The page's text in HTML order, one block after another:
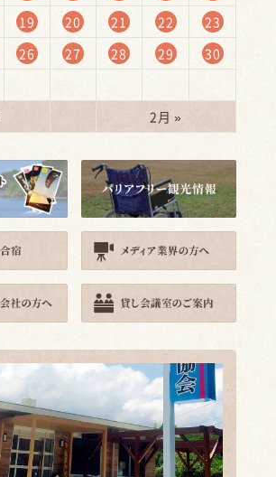
19 20 21 22
23
26 27 28 29
30
2月 »